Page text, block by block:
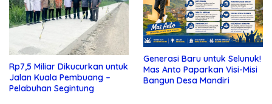
Rp7,5 Miliar Dikucurkan untuk
Jalan Kuala Pembuang –
Pelabuhan Segintung
Generasi Baru untuk Selunuk!
Mas Anto Paparkan Visi-Misi
Bangun Desa Mandiri